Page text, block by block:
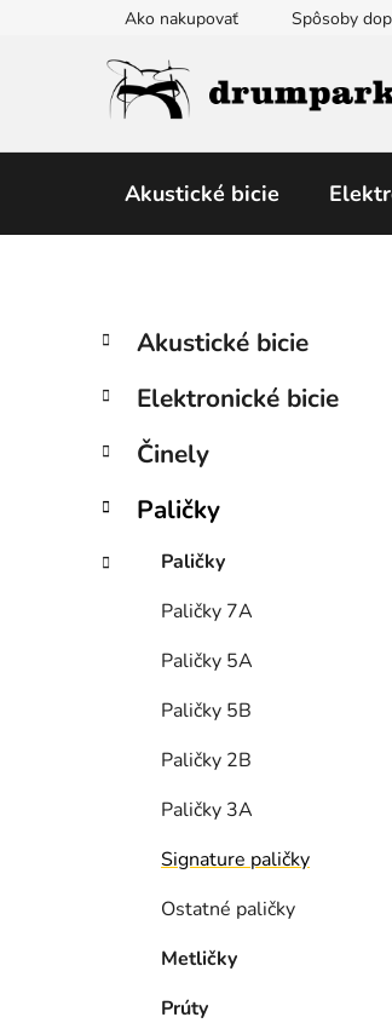
Ako nakupovať Spôsoby
Akustické bicie
B
č
ý
a
n
e
Preskočiť
kategórie
K
a
e
ó
i
Akustické bicie
Elektronické bicie
Činely
Paličky
Paličky
Paličky 7A
Paličky 5A
Paličky 5B
Paličky 2B
Paličky 3A
Signature paličky
Ostatné paličky
Metličky
Prúty